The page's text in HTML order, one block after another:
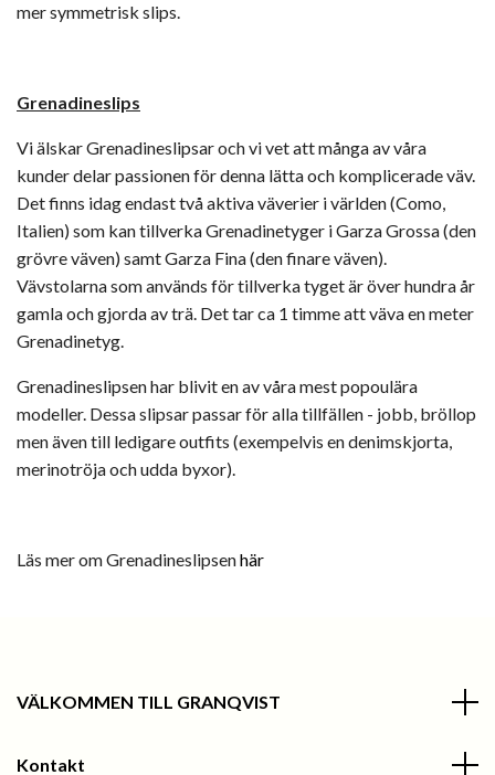
mer symmetrisk slips.
Grenadineslips
Vi älskar Grenadineslipsar och vi vet att många av våra
kunder delar passionen för denna lätta och komplicerade väv.
Det finns idag endast två aktiva väverier i världen (Como,
Italien) som kan tillverka Grenadinetyger i Garza Grossa (den
grövre väven) samt Garza Fina (den finare väven).
Vävstolarna som används för tillverka tyget är över hundra år
gamla och gjorda av trä. Det tar ca 1 timme att väva en meter
Grenadinetyg.
Grenadineslipsen har blivit en av våra mest popoulära
modeller. Dessa slipsar passar för alla tillfällen - jobb, bröllop
men även till ledigare outfits (exempelvis en denimskjorta,
merinotröja och udda byxor).
Läs mer om Grenadineslipsenhär
VÄLKOMMEN TILL GRANQVIST
Kontakt